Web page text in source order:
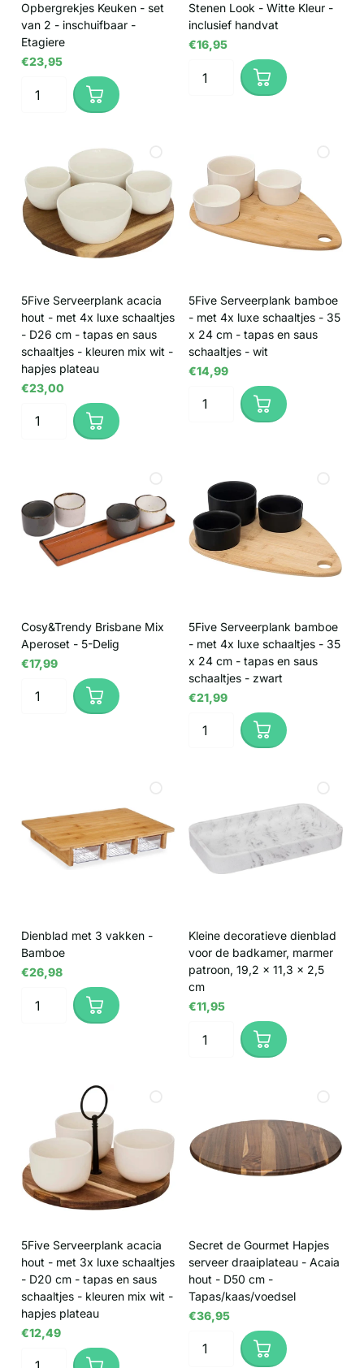
Opbergrekjes Keuken - set
van 2 - inschuifbaar -
Etagiere
€23,95
Stenen Look - Witte Kleur -
inclusief handvat
€16,95
5Five Serveerplank acacia
hout - met 4x luxe schaaltjes
- D26 cm - tapas en saus
schaaltjes - kleuren mix wit -
hapjes plateau
€23,00
5Five Serveerplank bamboe
- met 4x luxe schaaltjes - 35
x 24 cm - tapas en saus
schaaltjes - wit
€14,99
Cosy&Trendy Brisbane Mix
Aperoset - 5-Delig
€17,99
5Five Serveerplank bamboe
- met 4x luxe schaaltjes - 35
x 24 cm - tapas en saus
schaaltjes - zwart
€21,99
Dienblad met 3 vakken -
Bamboe
€26,98
Kleine decoratieve dienblad
voor de badkamer, marmer
patroon, 19,2 x 11,3 x 2,5
cm
€11,95
5Five Serveerplank acacia
hout - met 3x luxe schaaltjes
- D20 cm - tapas en saus
schaaltjes - kleuren mix wit -
hapjes plateau
€12,49
Secret de Gourmet Hapjes
serveer draaiplateau - Acaia
hout - D50 cm -
Tapas/kaas/voedsel
€36,95